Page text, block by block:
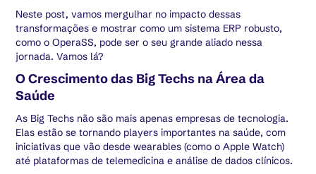
Neste post, vamos mergulhar no impacto dessas
transformações e mostrar como um sistema ERP robusto,
como o OperaSS, pode ser o seu grande aliado nessa
jornada. Vamos lá?
O Crescimento das Big Techs na Área da
Saúde
As Big Techs não são mais apenas empresas de tecnologia.
Elas estão se tornando players importantes na saúde, com
iniciativas que vão desde wearables (como o Apple Watch)
até plataformas de telemedicina e análise de dados clínicos.